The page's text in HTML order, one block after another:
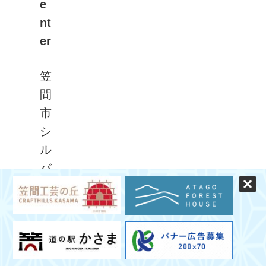
(
K
)
e
nt
er
笠
間
市
シ
ル
バ
ー
人
材
セ
ン
Ishii 717
石井717
0299-73-
0373